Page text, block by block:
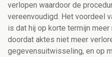
verlopen waardoor de
vereenvoudigd. Het voordeel
is dat hij op korte termijn
doordat aktes niet meer
gegevensuitwisseling, en op